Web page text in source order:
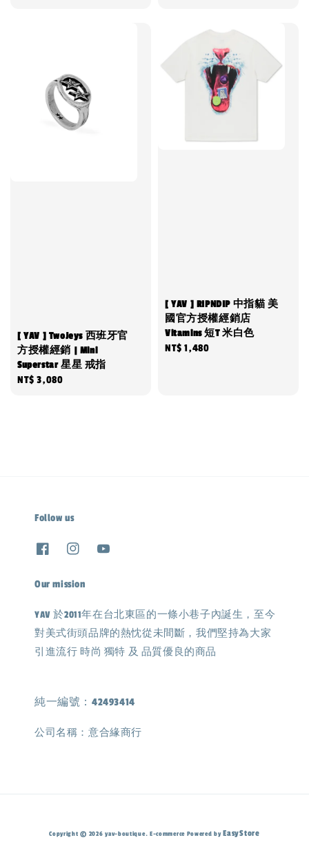
[ YAV ] TwoJeys 西班牙官
方授權經銷 | Mini
Superstar 星星 戒指
Regular
NT$ 3,080
[ YAV ] RIPNDIP 中指貓 美
國官方授權經銷店
Vitamins 短T 米白色
Regular
NT$ 1,480
Follow us
Our mission
YAV 於2011年在台北東區的一條小巷子內誕生，至今
對美式街頭品牌的熱忱從未間斷，我們堅持為大家
引進流行 時尚 獨特 及 品質優良的商品
純一編號：42493414
公司名稱：意合緣商行
Copyright © 2026 yav-boutique. E-commerce Powered byEasyStore